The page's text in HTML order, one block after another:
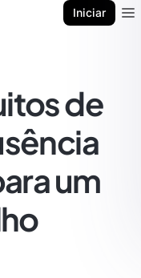
Iniciar
de
um